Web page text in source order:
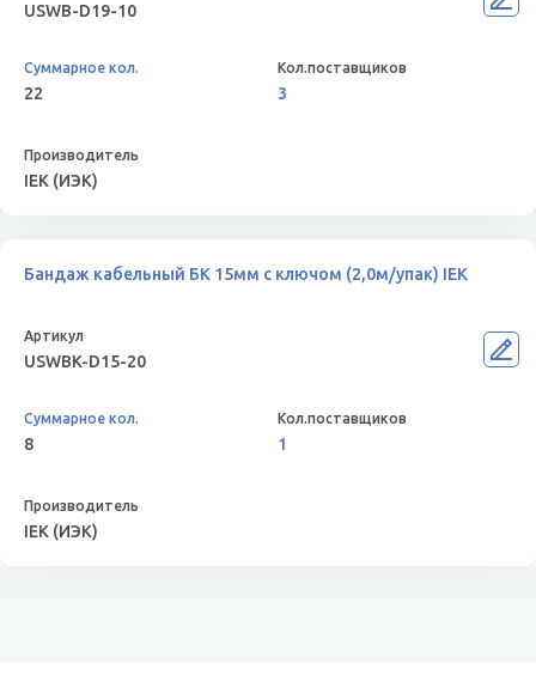
USWB-D19-10
22 3
IEK (ИЭК)
Бандаж кабельный БК 15мм с ключом (2,0м/упак) IEK
USWBK-D15-20
8 1
IEK (ИЭК)